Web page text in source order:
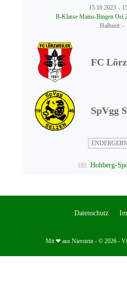
15.10.2023 -
B-Klasse Mainz-Bingen Ost
Halbzeit: -
FC
SpVgg
Hohberg-
Datenschutz
Mit ❤ aus Nierstein - © 2026 -